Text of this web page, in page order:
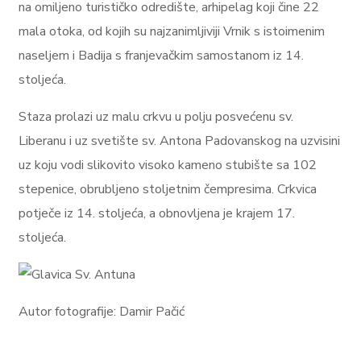
na omiljeno turističko odredište, arhipelag koji čine 22
mala otoka, od kojih su najzanimljiviji Vrnik s istoimenim
naseljem i Badija s franjevačkim samostanom iz 14.
stoljeća.
Staza prolazi uz malu crkvu u polju posvećenu sv.
Liberanu i uz svetište sv. Antona Padovanskog na uzvisini
uz koju vodi slikovito visoko kameno stubište sa 102
stepenice, obrubljeno stoljetnim čempresima. Crkvica
potječe iz 14. stoljeća, a obnovljena je krajem 17.
stoljeća.
Autor fotografije: Damir Pačić